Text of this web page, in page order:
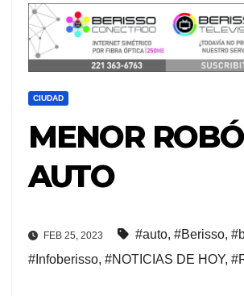
CIUDAD
MENOR
AUTO
FEB 25, 2023 #auto, #Berisso,
#Infoberisso, #NOTICIAS DE HOY,